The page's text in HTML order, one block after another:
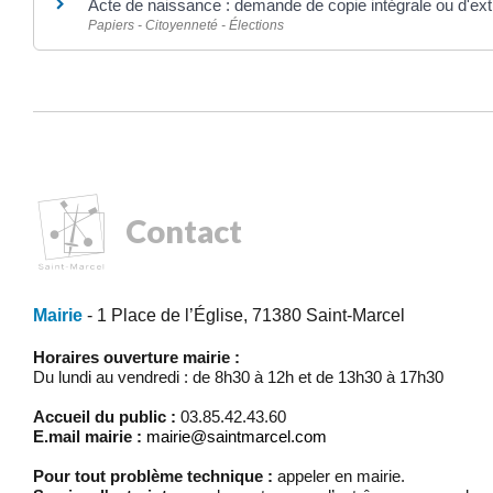
Acte de naissance : demande de copie intégrale ou
Papiers - Citoyenneté - Élections
Contact
Mairie - 1 Place de l’Église, 71380 Saint-Marcel
Horaires ouverture mairie :
Du lundi au vendredi : de 8h30 à 12h et de 13h30 à 17h30
Accueil du public : 03.85.42.43.60
E.mail mairie : mairie@saintmarcel.com
Pour tout problème technique : appeler en mairie.